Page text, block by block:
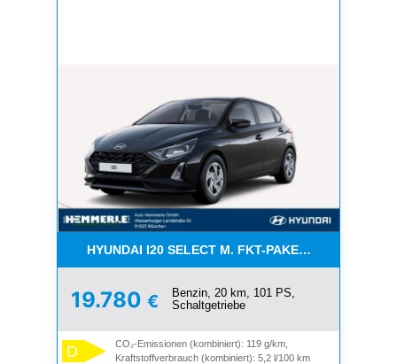
HYUNDAI I20 SELECT M. FKT-PAKET -
19.780 €
Benzin, 20 km, 101 PS,
Schaltgetriebe
D
CO₂-Emissionen (kombiniert): 119 g/km,
Kraftstoffverbrauch (kombiniert): 5,2 l/100 km